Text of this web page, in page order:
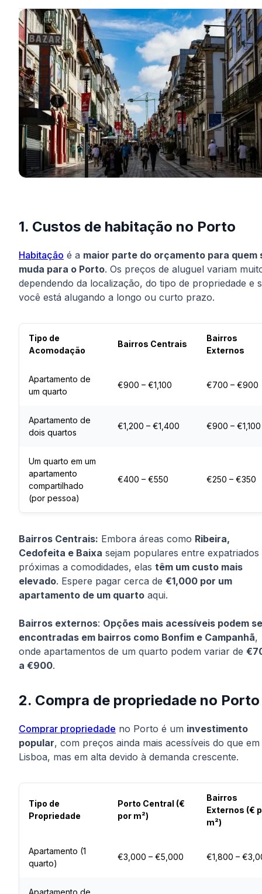
1. Custos de habitação no Porto
Habitação é a maior parte do orçamento para quem
muda para o Porto. Os preços de aluguel variam
dependendo da localização, do tipo de propriedade e
você está alugando a longo ou curto prazo.
Tipo de
Acomodação
Bairros Centrais
Bairros
Externos
Apartamento de
um quarto
€900 – €1,100 €700 – €900
Apartamento de
dois quartos
€1,200 – €1,400 €900 – €1,100
Um quarto em um
apartamento
compartilhado
(por pessoa)
€400 – €550 €250 – €350
Bairros Centrais: Embora áreas como Ribeira,
Cedofeita e Baixa sejam populares entre expatriados
próximas a comodidades, elas têm um custo mais
elevado. Espere pagar cerca de €1,000 por um
apartamento de um quarto aqui.
Bairros externos: Opções mais acessíveis podem
encontradas em bairros como Bonfim e Campanhã,
onde apartamentos de um quarto podem variar de
a €900.
2. Compra de propriedade no Porto
Comprar propriedade no Porto é um investimento
popular, com preços ainda mais acessíveis do que em
Lisboa, mas em alta devido à demanda crescente.
Tipo de
Propriedade
Porto Central (€
por m²)
Bairros
Externos (€
m²)
Apartamento (1
quarto)
€3,000 – €5,000 €1,800 –